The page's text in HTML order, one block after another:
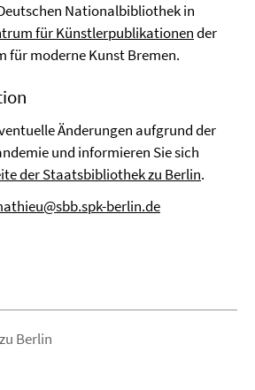
Nationalbibliothek in
für Künstlerpublikationender
für moderne Kunst Bremen.
Änderungen aufgrund der
und informieren Sie sich
der Staatsbibliothek zu Berlin.
berlin.de
Berlin